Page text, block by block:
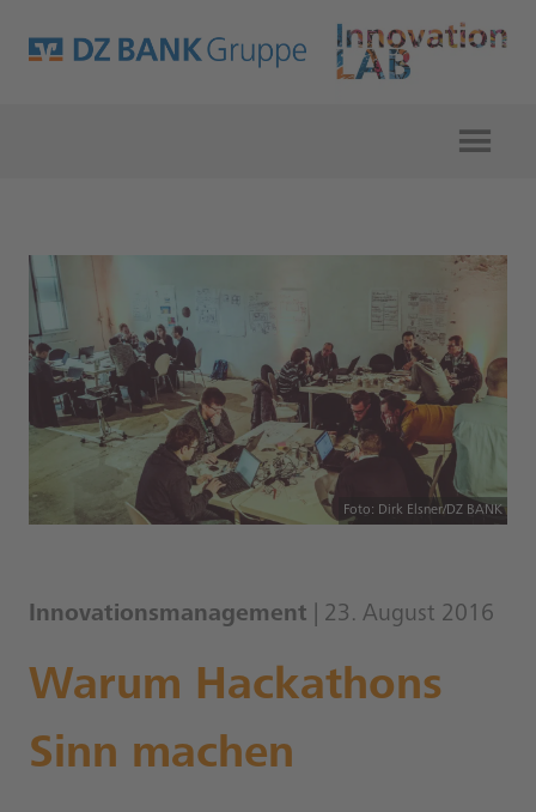
Foto: Dirk Elsner/DZ BANK
Innovationsmanagement | 23. August 2016
Warum Hackathons
Sinn machen